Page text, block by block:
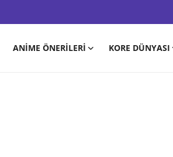
ANIME ÖNERILERI KORE DÜNYASI